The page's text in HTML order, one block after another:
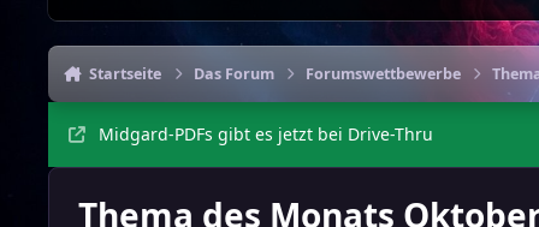
Startseite Das Forum Forumswettbewerbe
Midgard-PDFs gibt es jetzt bei Drive-Thru
Thema des Monats